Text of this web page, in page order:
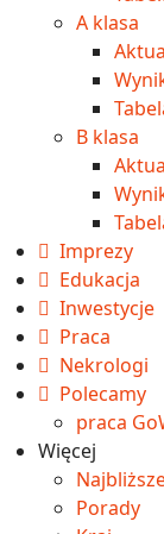
A klasa
B klasa
Imprezy
Edukacja
Inwestycje
Praca
Nekrologi
Polecamy
praca
Więcej
Porady